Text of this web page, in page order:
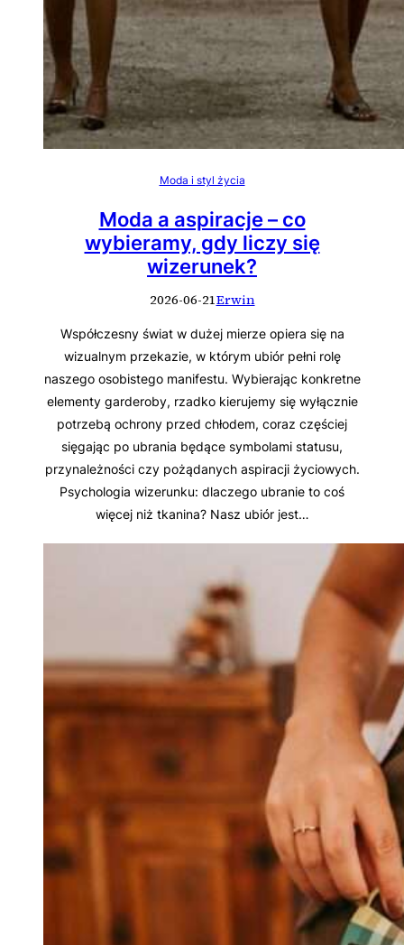
Moda i styl życia
Moda a aspiracje – co
wybieramy, gdy liczy się
wizerunek?
2026-06-21Erwin
Współczesny świat w dużej mierze opiera się na
wizualnym przekazie, w którym ubiór pełni rolę
naszego osobistego manifestu. Wybierając konkretne
elementy garderoby, rzadko kierujemy się wyłącznie
potrzebą ochrony przed chłodem, coraz częściej
sięgając po ubrania będące symbolami statusu,
przynależności czy pożądanych aspiracji życiowych.
Psychologia wizerunku: dlaczego ubranie to coś
więcej niż tkanina? Nasz ubiór jest…